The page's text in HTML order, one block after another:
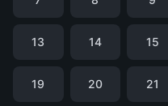
13 14 15
19 20 21